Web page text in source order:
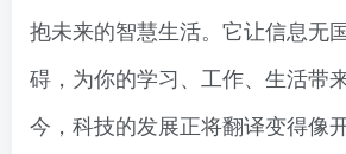
抱未来的智慧生活。它让信息无
碍，为你的学习、工作、生活带
今，科技的发展正将翻译变得像